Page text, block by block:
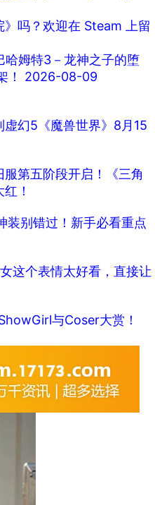
》吗？欢迎在 Steam 上留
哈姆特3－龙神之子的堕
！
2026-08-09
幻5《魔兽世界》8月15
第五阶段开启！《三角
！
装别错过！新手必看重点
这个表情太好看，直接让
与Coser大赏！